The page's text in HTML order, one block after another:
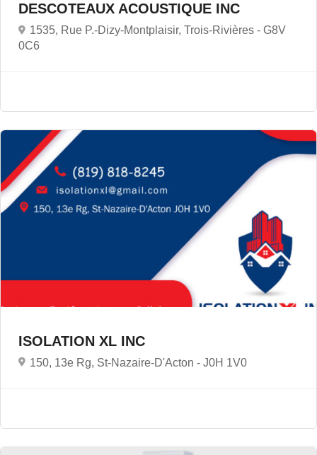
DESCOTEAUX ACOUSTIQUE INC
1535, Rue P.-Dizy-Montplaisir, Trois-Rivières - G8V
0C6
ISOLATION XL INC
150, 13e Rg, St-Nazaire-D'Acton - J0H 1V0